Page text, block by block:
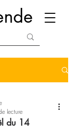
du 14
lecture